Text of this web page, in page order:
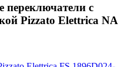
с
Pizzato Elettrica NA